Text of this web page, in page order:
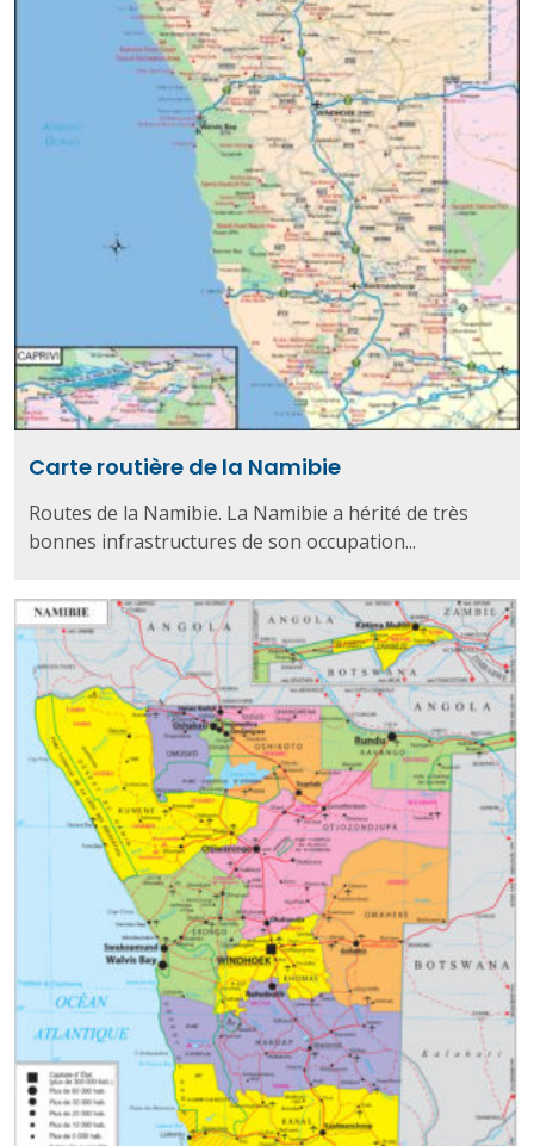
Carte routière de la Namibie
Routes de la Namibie. La Namibie a hérité de très
bonnes infrastructures de son occupation...